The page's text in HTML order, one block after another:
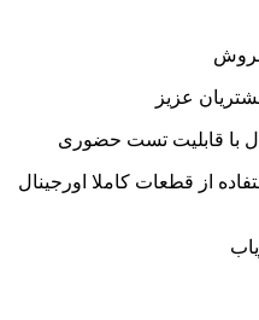
عزیز
با قابلیت تست حضوری
از قطعات کاملا اورجینال